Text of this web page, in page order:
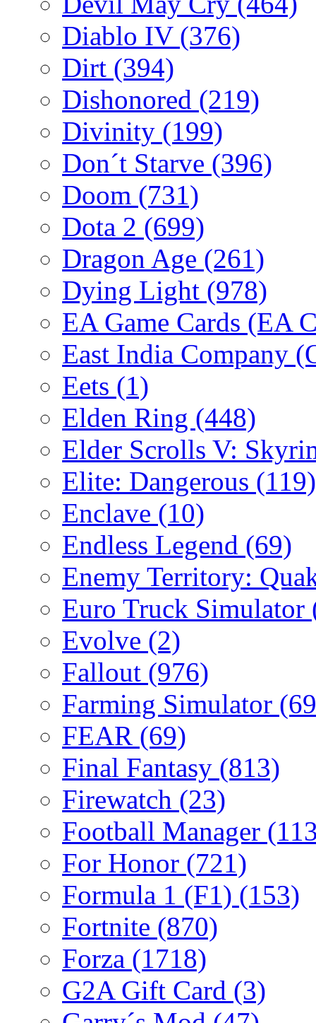
Diablo IV (376)
Dirt (394)
Dishonored (219)
Divinity (199)
Don´t Starve (396)
Doom (731)
Dota 2 (699)
Dragon Age (261)
Dying Light (978)
EA Game Cards (EA
East India Company
Eets (1)
Elden Ring (448)
Elder Scrolls V:
Elite: Dangerous (119)
Enclave (10)
Endless Legend (69)
Enemy Territory:
Euro Truck Simulator
Evolve (2)
Fallout (976)
Farming Simulator
FEAR (69)
Final Fantasy (813)
Firewatch (23)
Football Manager
For Honor (721)
Formula 1 (F1) (153)
Fortnite (870)
Forza (1718)
G2A Gift Card (3)